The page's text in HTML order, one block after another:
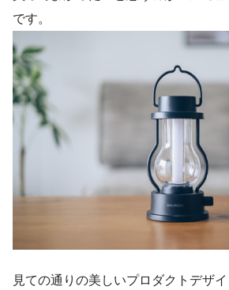
です。
見ての通りの美しいプロダクトデザ